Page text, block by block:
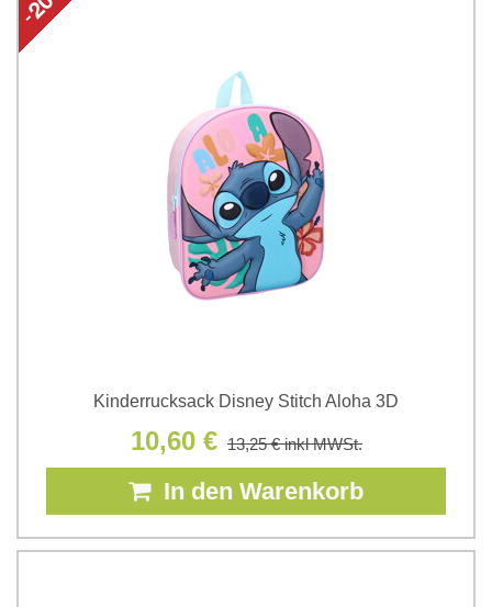
Kinderrucksack Disney Stitch Aloha 3D
10,60 € 13,25 €inkl MWSt.
In den Warenkorb